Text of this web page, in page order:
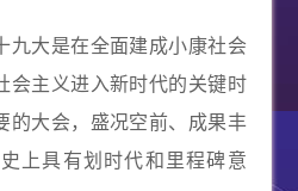
九大是在全面建成小康社会
会主义进入新时代的关键时
的大会，盛况空前、成果丰
上具有划时代和里程碑意